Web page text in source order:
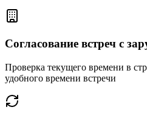
Согласование встреч с
Проверка текущего времени в
удобного времени встречи